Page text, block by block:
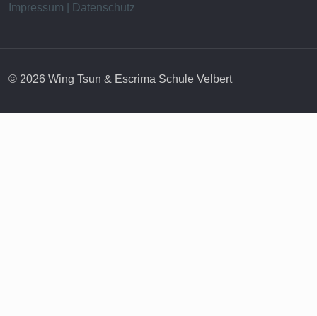
Impressum | Datenschutz
© 2026 Wing Tsun & Escrima Schule Velbert